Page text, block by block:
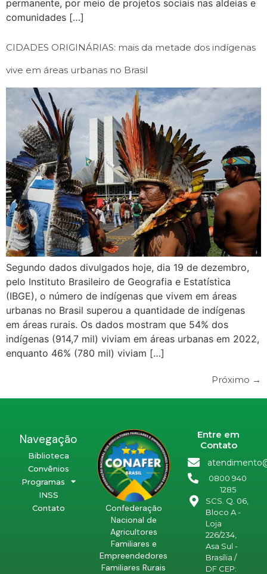
permanente, por meio de projetos sociais nas aldeias e
comunidades […]
CIDADES ORIGINÁRIAS: mais da metade dos indígenas
vive em áreas urbanas no Brasil
Segundo dados divulgados hoje, dia 19 de dezembro,
pelo Instituto Brasileiro de Geografia e Estatística
(IBGE), o número de indígenas que vivem em áreas
urbanas no Brasil superou a quantidade de indígenas
em áreas rurais. Os dados mostram que 54% dos
indígenas (914,7 mil) viviam em áreas urbanas em 2022,
enquanto 46% (780 mil) viviam […]
Próximo →
Navegação
Biblioteca
Convênios
Programas
INSS
Contato
Confederação
Nacional de
Agricultores
Familiares e
Empreendedores
Familiares Rurais
Entre em
Contato
0800 940
1285
SCS. Q. 06,
Bloco A -
Loja
226/234,
Asa Sul -
Brasília /
DF CEP: